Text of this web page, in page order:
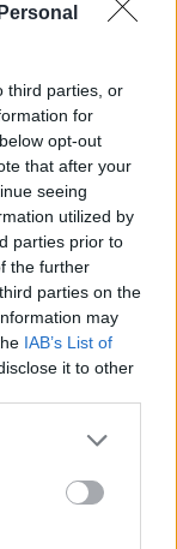
third parties, or
for
opt-out
that after your
seeing
utilized by
parties prior to
the further
parties on the
may
IAB’s List of
it to other
more Google
may click to
party tags to
below Google